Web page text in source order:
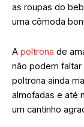
as roupas do
uma cômoda
A poltrona de
não podem
poltrona ainda
almofadas e até
um cantinho